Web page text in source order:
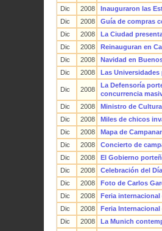
Dic
2008
Inauguraron las
Dic
2008
Guía de compras
Dic
2008
La Ciudad
Dic
2008
Reinauguran en
Dic
2008
Navidad en
Dic
2008 Las Universidades
Dic 2008
La Defensoría
concurrencia
Dic
2008
Ministro de
Dic
2008
Miles de chicos
Dic
2008
Mapa de
Dic
2008
Concierto de
Dic
2008
El Gobierno
Dic
2008
Celebración del
Dic
2008
Foto de Carlos
Dic
2008
Feria internacional
Dic
2008
Feria
Dic
2008
La Munich